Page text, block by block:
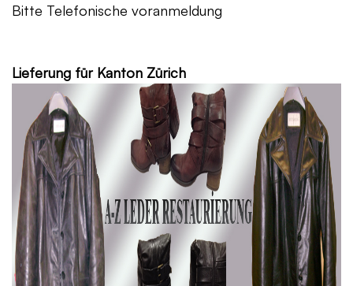
Bitte Telefonische voranmeldung
Lieferung für Kanton Zürich